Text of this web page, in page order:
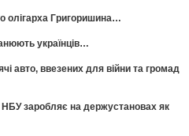
олігарха Григоришина…
українців…
авто, ввезених для війни та громад
НБУ заробляє на держустановах як